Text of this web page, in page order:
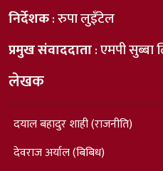
निर्देशक: रुपा लुइँटेल
प्रमुख संवाददाता: एमपी सुब्बा
लेखक
दयाल बहादुर शाही (राजनीति)
देवराज अर्याल (बिबिध)